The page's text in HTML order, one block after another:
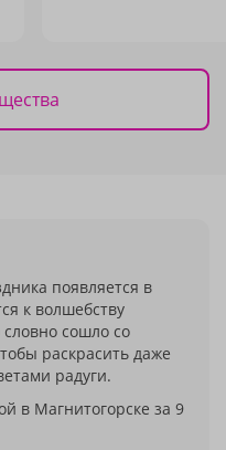
появляется в
к волшебству
сошло со
раскрасить даже
радуги.
в Магнитогорске за 9